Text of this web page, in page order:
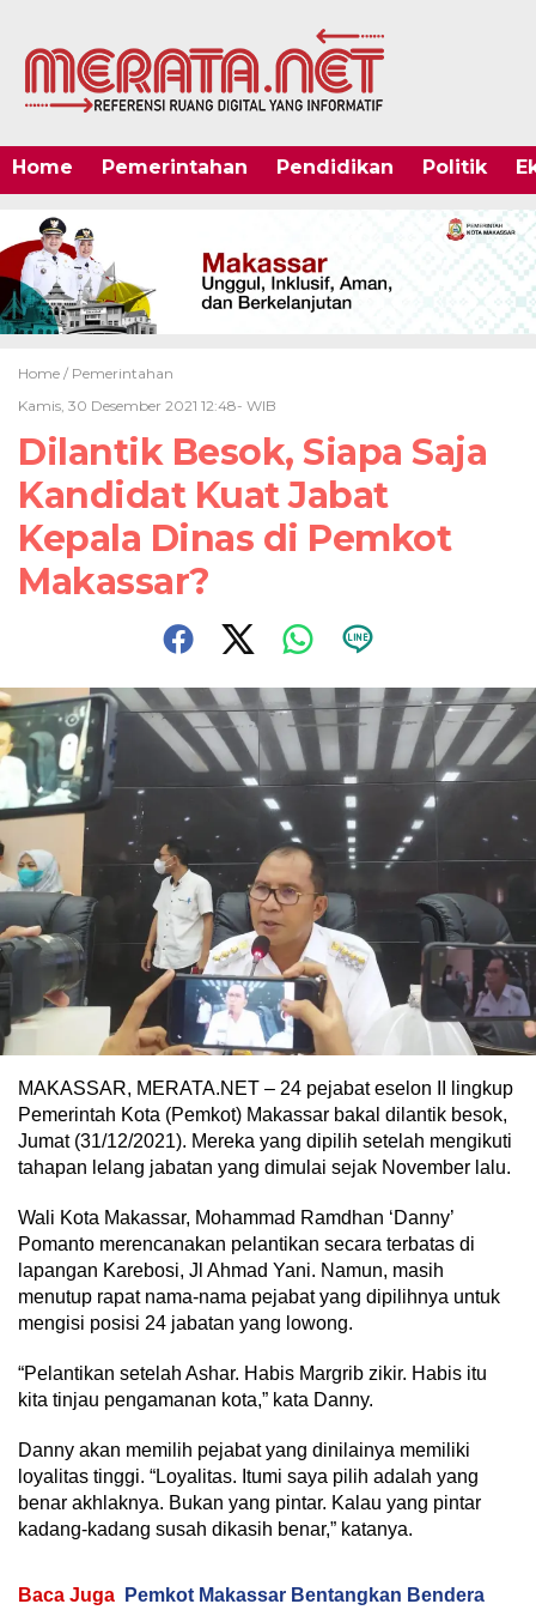
Home Pemerintahan Pendidikan Politik
Home / Pemerintahan
Kamis, 30 Desember 2021 12:48- WIB
Dilantik Besok, Siapa Saja
Kandidat Kuat Jabat
Kepala Dinas di Pemkot
Makassar?
MAKASSAR, MERATA.NET – 24 pejabat eselon II lingkup
Pemerintah Kota (Pemkot) Makassar bakal dilantik besok,
Jumat (31/12/2021). Mereka yang dipilih setelah mengikuti
tahapan lelang jabatan yang dimulai sejak November lalu.
Wali Kota Makassar, Mohammad Ramdhan ‘Danny’
Pomanto merencanakan pelantikan secara terbatas di
lapangan Karebosi, Jl Ahmad Yani. Namun, masih
menutup rapat nama-nama pejabat yang dipilihnya untuk
mengisi posisi 24 jabatan yang lowong.
“Pelantikan setelah Ashar. Habis Margrib zikir. Habis itu
kita tinjau pengamanan kota,” kata Danny.
Danny akan memilih pejabat yang dinilainya memiliki
loyalitas tinggi. “Loyalitas. Itumi saya pilih adalah yang
benar akhlaknya. Bukan yang pintar. Kalau yang pintar
kadang-kadang susah dikasih benar,” katanya.
Baca Juga
Pemkot Makassar Bentangkan Bendera